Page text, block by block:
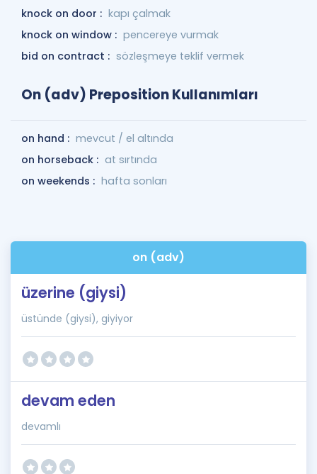
knock on door : kapı çalmak
knock on window : pencereye vurmak
bid on contract : sözleşmeye teklif vermek
On (adv) Preposition Kullanımları
on hand : mevcut / el altında
on horseback : at sırtında
on weekends : hafta sonları
on (adv)
üzerine (giysi)
üstünde (giysi), giyiyor
devam eden
devamlı